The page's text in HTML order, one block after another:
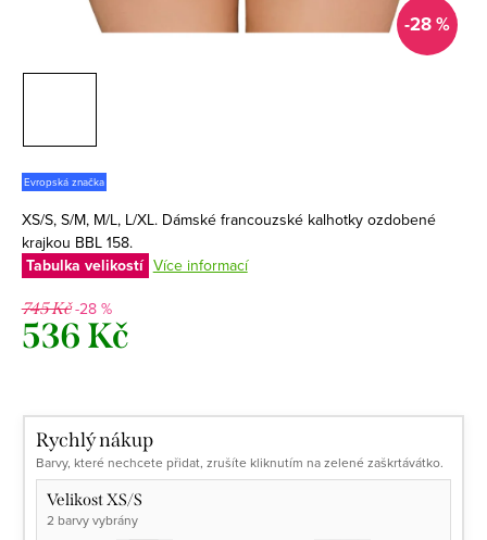
-28 %
Evropská značka
XS/S, S/M, M/L, L/XL. Dámské francouzské kalhotky ozdobené
krajkou BBL 158.
Tabulka velikostí Více informací
745 Kč-28 %
536 Kč
Rychlý nákup
Barvy, které nechcete přidat, zrušíte kliknutím na zelené zaškrtávátko.
Velikost XS/S
2 barvy vybrány